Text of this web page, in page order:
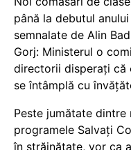
până la debutul
semnalate de Alin
Gorj: Ministerul o
directorii disperați că
se întâmplă cu
Peste jumătate
programele Salvați
în străinătate, vor ca